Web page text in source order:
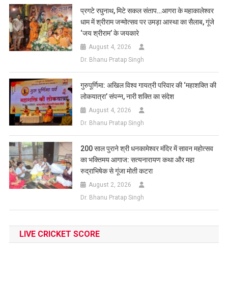
प्रगटे रघुनाथ, मिटे सकल संताप…आगरा के महाकालेश्वर
धाम में श्रीराम जन्मोत्सव पर उमड़ा आस्था का सैलाब, गूंजे
‘जय श्रीराम’ के जयकारे
August 4, 2026
Dr. Bhanu Pratap Singh
गुरुपूर्णिमा: अखिल विश्व गायत्री परिवार की ‘महाशक्ति की
लोकयात्रा’ संपन्न, नारी शक्ति का संदेश
August 4, 2026
Dr. Bhanu Pratap Singh
200 साल पुराने श्री धनकामेश्वर मंदिर में सावन महोत्सव
का भक्तिमय आगाज: सत्यनारायण कथा और महा
रुद्राभिषेक से गूंजा मोती कटरा
August 2, 2026
Dr. Bhanu Pratap Singh
LIVE CRICKET SCORE